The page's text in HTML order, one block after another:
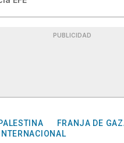
PUBLICIDAD
FRANJA DE